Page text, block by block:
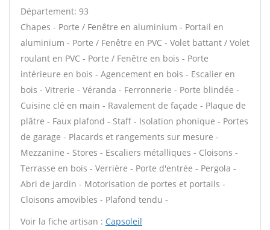
Département: 93
Chapes - Porte / Fenêtre en aluminium - Portail en
aluminium - Porte / Fenêtre en PVC - Volet battant / Volet
roulant en PVC - Porte / Fenêtre en bois - Porte
intérieure en bois - Agencement en bois - Escalier en
bois - Vitrerie - Véranda - Ferronnerie - Porte blindée -
Cuisine clé en main - Ravalement de façade - Plaque de
plâtre - Faux plafond - Staff - Isolation phonique - Portes
de garage - Placards et rangements sur mesure -
Mezzanine - Stores - Escaliers métalliques - Cloisons -
Terrasse en bois - Verrière - Porte d'entrée - Pergola -
Abri de jardin - Motorisation de portes et portails -
Cloisons amovibles - Plafond tendu -
Voir la fiche artisan : Capsoleil